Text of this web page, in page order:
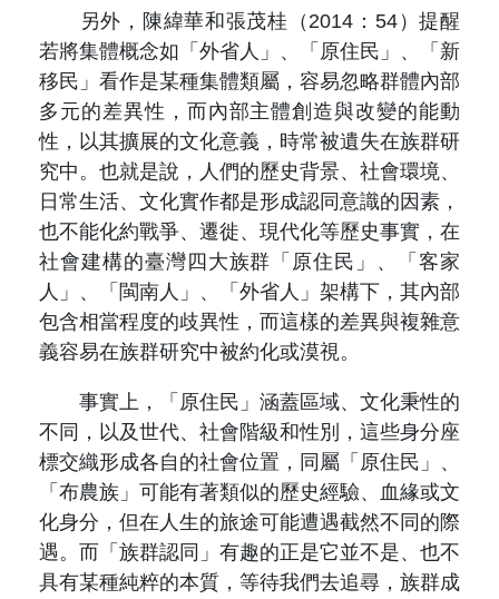
另外，陳緯華和張茂桂（2014：54）提醒
若將集體概念如「外省人」、「原住民」、「新
移民」看作是某種集體類屬，容易忽略群體內部
多元的差異性，而內部主體創造與改變的能動
性，以其擴展的文化意義，時常被遺失在族群研
究中。也就是說，人們的歷史背景、社會環境、
日常生活、文化實作都是形成認同意識的因素，
也不能化約戰爭、遷徙、現代化等歷史事實，在
社會建構的臺灣四大族群「原住民」、「客家
人」、「閩南人」、「外省人」架構下，其內部
包含相當程度的歧異性，而這樣的差異與複雜意
義容易在族群研究中被約化或漠視。
事實上，「原住民」涵蓋區域、文化秉性的
不同，以及世代、社會階級和性別，這些身分座
標交織形成各自的社會位置，同屬「原住民」、
「布農族」可能有著類似的歷史經驗、血緣或文
化身分，但在人生的旅途可能遭遇截然不同的際
遇。而「族群認同」有趣的正是它並不是、也不
具有某種純粹的本質，等待我們去追尋，族群成